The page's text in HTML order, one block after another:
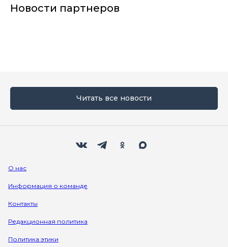
Новости партнеров
Читать все новости
О нас
Информация о команде
Контакты
Редакционная политика
Политика этики